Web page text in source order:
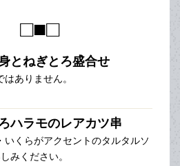
□■□
とねぎとろ盛合せ
ありません。
ハラモのレアカツ串
いくらがアクセントのタルタルソ
みください。